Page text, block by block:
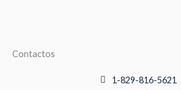
Contactos
1-829-816-5621